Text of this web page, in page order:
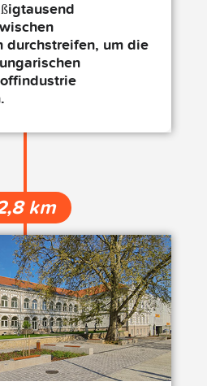
durchstreifen, um die
km